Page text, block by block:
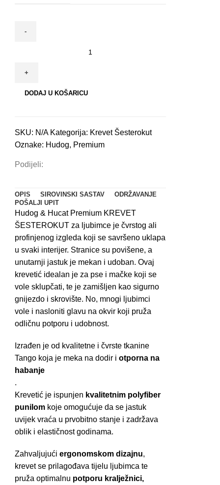
Bež
količina
DODAJ U KOŠARICU
SKU: N/A Kategorija: Krevet Šesterokut
Oznake: Hudog, Premium
Podijeli:
OPIS SIROVINSKI SASTAV
ODRŽAVANJE
POŠALJI UPIT
Hudog & Hucat Premium KREVET
ŠESTEROKUT za ljubimce je čvrstog ali
profinjenog izgleda koji se savršeno uklapa
u svaki interijer. Stranice su povišene, a
unutarnji jastuk je mekan i udoban. Ovaj
krevetić idealan je za pse i mačke koji se
vole sklupčati, te je zamišljen kao sigurno
gnijezdo i skrovište. No, mnogi ljubimci
vole i nasloniti glavu na okvir koji pruža
odličnu potporu i udobnost.
Izrađen je od kvalitetne i čvrste tkanine
Tango koja je meka na dodir i otporna na
habanje
.
Krevetić je ispunjen kvalitetnim polyfiber
punilom koje omogućuje da se jastuk
uvijek vraća u prvobitno stanje i zadržava
oblik i elastičnost godinama.
Zahvaljujući ergonomskom dizajnu,
krevet se prilagođava tijelu ljubimca te
pruža optimalnu potporu kralježnici,